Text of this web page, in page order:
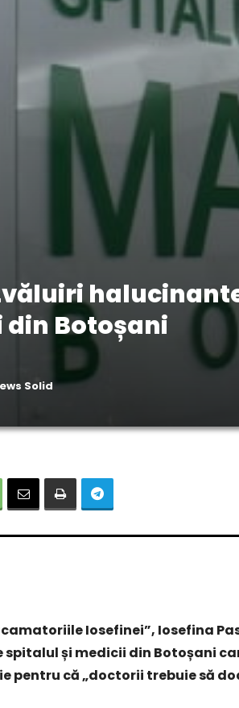
din Botoșani
Solid
Iosefinei”, Iosefina
spitalul și medicii din Botoșani
pentru că „doctorii trebuie să